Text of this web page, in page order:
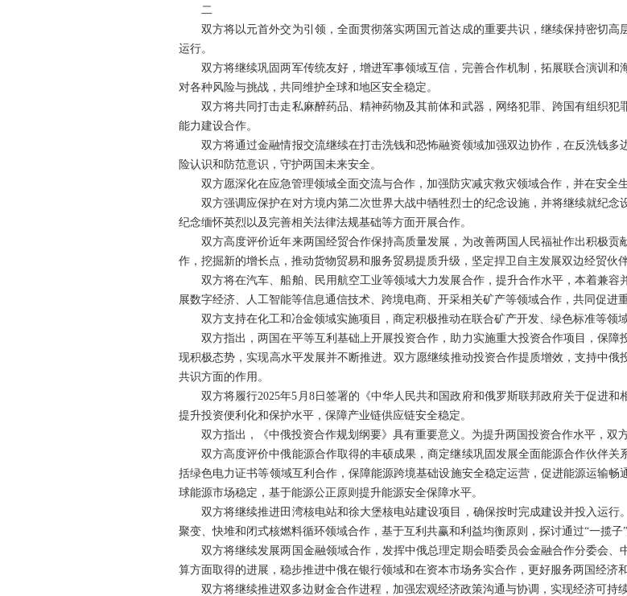
二
双方将以元首外交为引领，全面贯彻落实两国元首达成的重要共识，继续保持密切
运行。
双方将继续巩固两军传统友好，增进军事领域互信，完善合作机制，拓展联合演训
对各种风险与挑战，共同维护全球和地区安全稳定。
双方将共同打击走私麻醉药品、精神药物及其前体和武器，网络犯罪、跨国有组织
能力建设合作。
双方将通过金融情报交流继续在打击洗钱和恐怖融资领域加强双边协作，在反洗钱
险认识和防范意识，守护两国未来安全。
双方愿深化在应急管理领域全面交流与合作，加强防灾减灾救灾领域合作，并在安全
双方强调应保护在对方境内第二次世界大战中牺牲烈士的纪念设施，并将继续就纪念
纪念缅怀英烈以及完善相关法律法规基础等方面开展合作。
双方高度评价近年来两国经贸合作保持高质量发展，为改善两国人民福祉作出积极
作，挖掘新的增长点，推动货物贸易和服务贸易提质升级，坚定捍卫自主发展双边经贸伙
双方将在汽车、船舶、民用航空工业等领域大力发展合作，提升合作水平，本着兼
展数字经济、人工智能等信息通信技术、跨境电商、开采相关矿产等领域合作，共同促进
双方支持在化工和冶金领域实施项目，商定积极推动在联合矿产开发、绿色标准等领域
双方指出，两国在平等互利基础上开展投资合作，助力实施重大投资合作项目，保
现积极态势，实现高水平发展并不断推进。双方愿继续推动投资合作提质增效，支持中
共识方面的作用。
双方将履行2025年5月8日签署的《中华人民共和国政府和俄罗斯联邦政府关于促进
提升投资便利化和保护水平，保障产业链供应链安全稳定。
双方指出，《中俄投资合作规划纲要》具有重要意义。为提升两国投资合作水平，双
双方高度评价中俄能源合作取得的丰硕成果，商定继续巩固发展全面能源合作伙伴
括绿色电力证书等领域互利合作，保障能源跨境基础设施安全稳定运营，促进能源运输
球能源市场稳定，基于能源公正原则提升能源安全保障水平。
双方将继续推进田湾核电站和徐大堡核电站建设项目，确保按时完成建设并投入运
聚变、快堆和闭式核燃料循环领域合作，基于互利共赢和利益均衡原则，探讨通过“一揽子
双方将继续发展两国金融领域合作，发挥中俄总理定期会晤委员会金融合作分委会
算方面取得的进展，稳步推进中俄在银行领域和在资本市场务实合作，更好服务两国经济
双方将继续推进双多边财金合作进程，加强宏观经济政策沟通与协调，实现经济可持